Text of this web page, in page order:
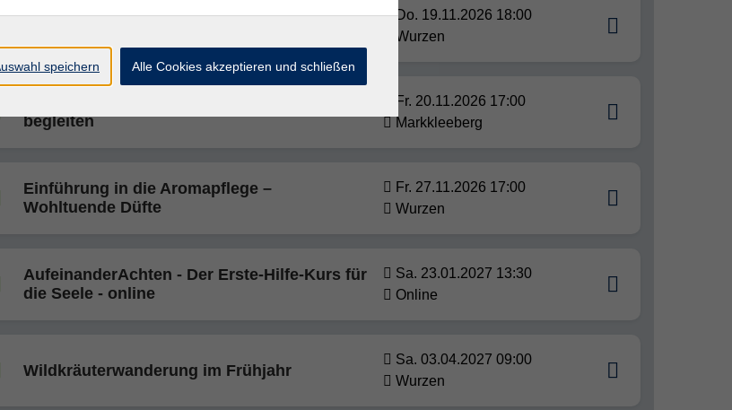
Do. 19.11.2026 18:00
Wurzen
begleiten
Fr. 20.11.2026 17:00
Markkleeberg
Einführung in die Aromapflege –
Wohltuende Düfte
Fr. 27.11.2026 17:00
Wurzen
AufeinanderAchten - Der Erste-Hilfe-Kurs für
die Seele - online
Sa. 23.01.2027 13:30
Online
Wildkräuterwanderung im Frühjahr
Sa. 03.04.2027 09:00
Wurzen
speichern Alle Cookies akzeptieren und schließen